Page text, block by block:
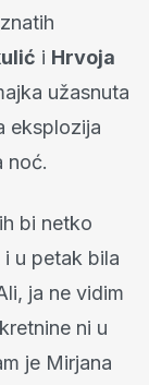
i Hrvoja
užasnuta
eksplozija
noć.
bi netko
u petak bila
ja ne vidim
ni u
je Mirjana